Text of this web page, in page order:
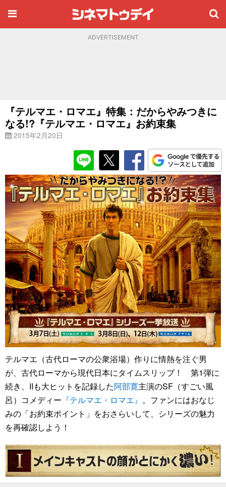
ADVERTISEMENT
『テルマエ・ロマエ』特集：だからやみつきに
なる!?『テルマエ・ロマエ』お約束集
2015年2月20日
テルマエ（古代ローマの公衆浴場）作りに情熱を注ぐ男
が、古代ローマから現代日本にタイムスリップ！ 第1弾に
続き、IIも大ヒットを記録した阿部寛主演のSF（すごい風
呂）コメディー 『テルマエ・ロマエ』 。ファンにはおなじ
みの「お約束ポイント」をおさらいして、シリーズの魅力
を再確認しよう！